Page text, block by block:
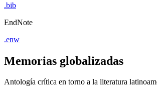
.bib
EndNote
.enw
Memorias globalizadas
Antología crítica en torno a la literatura